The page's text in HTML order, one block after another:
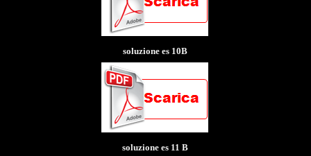
soluzione es 10B
soluzione es 11 B